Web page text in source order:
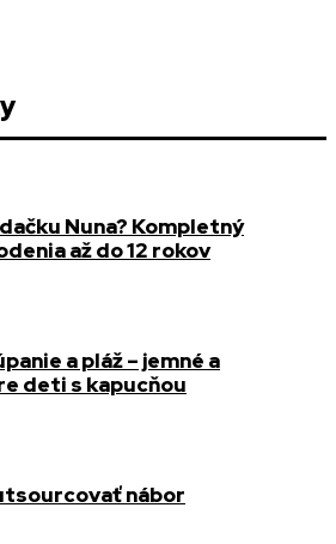
Nuna? Kompletný
až do 12 rokov
a pláž – jemné a
deti s kapucňou
nábor